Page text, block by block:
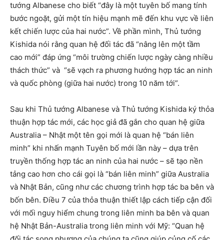
tướng Albanese cho biết “đây là một tuyên bố mang tính
bước ngoặt, gửi một tín hiệu mạnh mẽ đến khu vực về liên
kết chiến lược của hai nước”. Về phần mình, Thủ tướng
Kishida nói rằng quan hệ đối tác đã “nâng lên một tầm
cao mới” đáp ứng “môi trường chiến lược ngày càng nhiều
thách thức” và “sẽ vạch ra phương hướng hợp tác an ninh
và quốc phòng (giữa hai nước) trong 10 năm tới”.
Sau khi Thủ tướng Albanese và Thủ tướng Kishida ký thỏa
thuận hợp tác mới, các học giả đã gắn cho quan hệ giữa
Australia – Nhật một tên gọi mới là quan hệ “bán liên
minh” khi nhấn mạnh Tuyên bố mới lần này – dựa trên
truyền thống hợp tác an ninh của hai nước – sẽ tạo nền
tảng cao hơn cho cái gọi là “bán liên minh” giữa Australia
và Nhật Bản, cũng như các chương trình hợp tác ba bên và
bốn bên. Điều 7 của thỏa thuận thiết lập cách tiếp cận đối
với mối nguy hiểm chung trong liên minh ba bên và quan
hệ Nhật Bản-Australia trong liên minh với Mỹ: “Quan hệ